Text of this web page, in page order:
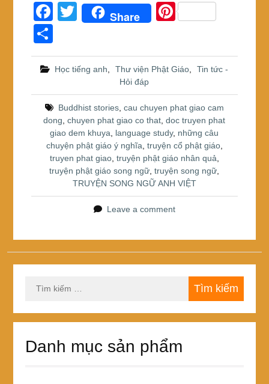
F
a
c
e
o
o
k
T
er
Share
Pi
e
h
ar
e
Học tiếng anh Thư viện Phật Giáo
Tin tức -
Hỏi đáp
Buddhist stories, cau chuyen phat giao cam
dong ,chuyen phat giao co that ,doc truyen phat
giao dem khuya
language study, những câu
chuyện phật giáo ý nghĩa truyện cổ phật giáo,
truyen phat giao, truyện phật giáo nhân quả
truyện phật giáo song ngữ ,truyện song ngữ
TRUYỆN SONG NGỮ ANH VIỆT
Leave a comment
kiếm
Danh mục sản phẩm